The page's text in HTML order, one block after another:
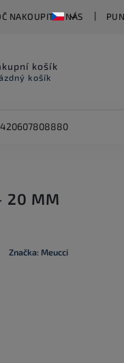
NAKOUPIT U NÁS
košík
košík
PIERCING
20 MM
Značka: Meucci